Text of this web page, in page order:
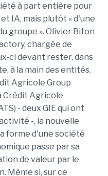
à part entière pour
IA, mais plutôt « d'une
groupe ». Olivier Biton
chargée de
ci devant rester, dans
à la main des entités.
Agricole Group
Crédit Agricole
- deux GIE qui ont
-, la nouvelle
forme d'une société
passe par sa
de valeur par le
Même si, sur ce